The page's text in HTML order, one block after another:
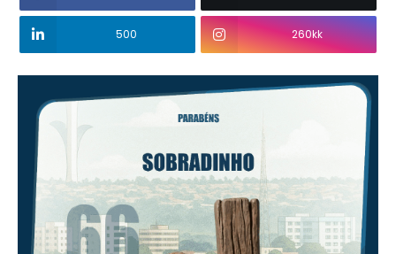
500 260kk